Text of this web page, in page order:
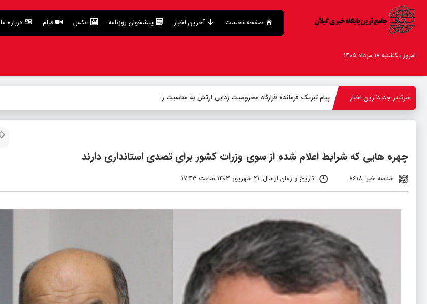
صفحه نخست آخرین اخبار پیشخوان روزنامه عکس فیلم درباره ما
امروز یکشنبه ۱۸ مرداد ۱۴۰۵
سرتیتر جدیدترین اخبار پیام تبریک فرمانده قرارگاه محرومیت‌ زدایی ارتش به مناسبت روز خبرنگار
چهره هایی که شرایط اعلام شده از سوی وزرات کشور برای تصدی استانداری دارند
شناسه خبر: 8618 تاریخ و زمان ارسال: 21 شهریور 1403 ساعت 17:43